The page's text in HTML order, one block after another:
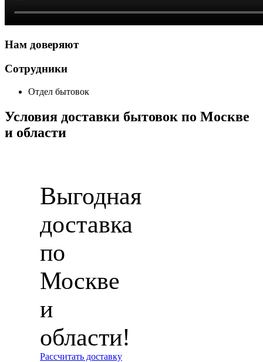
Нам доверяют
Сотрудники
Отдел бытовок
Условия доставки бытовок по Москве
и области
Выгодная
доставка
по
Москве
и
области!
Рассчитать доставку